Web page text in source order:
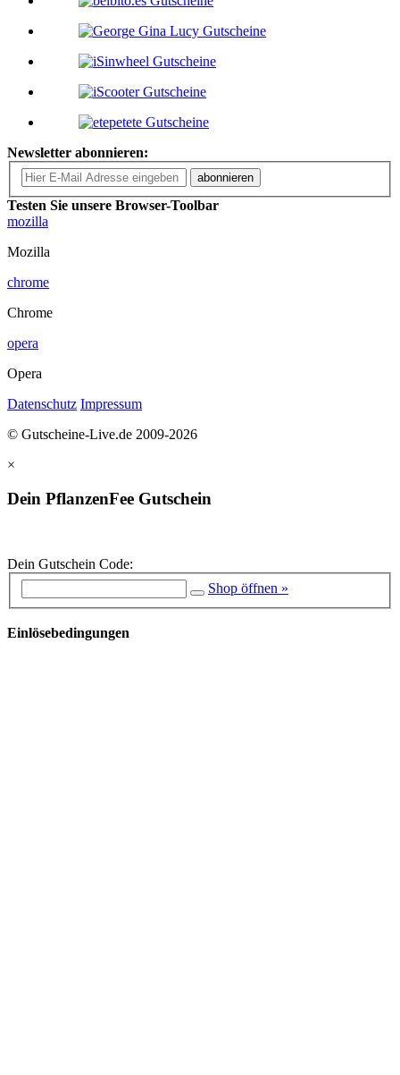
Newsletter abonnieren:
abonnieren
Testen Sie unsere Browser-Toolbar
mozilla
Mozilla
chrome
Chrome
opera
Opera
Datenschutz Impressum
© Gutscheine-Live.de 2009-2026
×
Dein PflanzenFee Gutschein
Dein Gutschein Code:
Shop öffnen »
Einlösebedingungen